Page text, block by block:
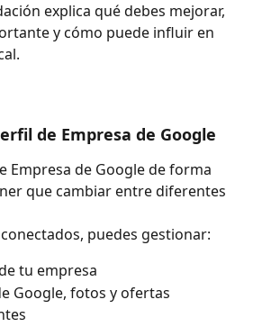
explica qué debes mejorar,
y cómo puede influir en
de Empresa de Google
Empresa de Google de forma
que cambiar entre diferentes
puedes gestionar:
tu empresa
Google, fotos y ofertas